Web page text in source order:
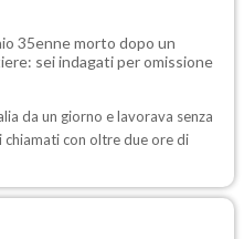
35enne morto dopo un
sei indagati per omissione
da un giorno e lavorava senza
con oltre due ore di